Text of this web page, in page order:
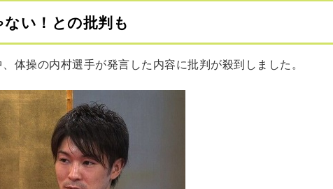
い！との批判も
体操の内村選手が発言した内容に批判が殺到しました。